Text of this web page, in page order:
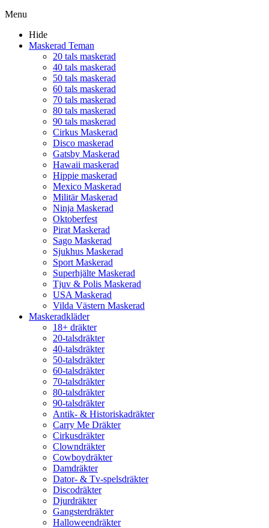
Menu
Hide
Maskerad Teman
20 tals maskerad
40 tals maskerad
50 tals maskerad
60 tals maskerad
70 tals maskerad
80 tals maskerad
90 tals maskerad
Cirkus Maskerad
Disco maskerad
Gatsby Maskerad
Hawaii maskerad
Hippie maskerad
Mexico Maskerad
Militär Maskerad
Ninja Maskerad
Oktoberfest
Pirat Maskerad
Sago Maskerad
Sjukhus Maskerad
Sport Maskerad
Superhjälte Maskerad
Tjuv & Polis Maskerad
USA Maskerad
Vilda Västern Maskerad
Maskeradkläder
18+ dräkter
20-talsdräkter
40-talsdräkter
50-talsdräkter
60-talsdräkter
70-talsdräkter
80-talsdräkter
90-talsdräkter
Antik- & Historiskadräkter
Carry Me Dräkter
Cirkusdräkter
Clowndräkter
Cowboydräkter
Damdräkter
Dator- & Tv-spelsdräkter
Discodräkter
Djurdräkter
Gangsterdräkter
Halloweendräkter